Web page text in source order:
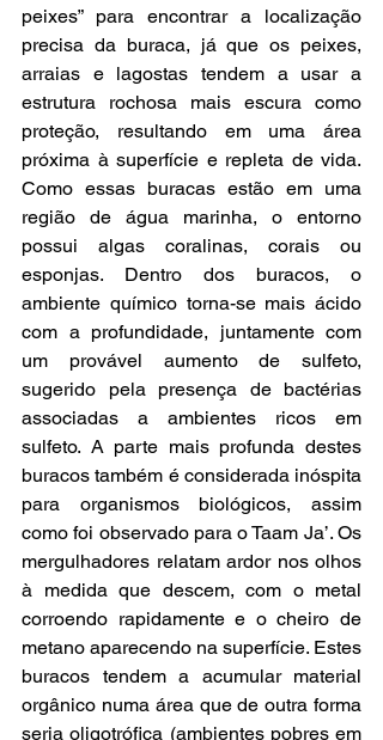
peixes” para encontrar a localização
precisa da buraca, já que os peixes,
arraias e lagostas tendem a usar a
estrutura rochosa mais escura como
proteção, resultando em uma área
próxima à superfície e repleta de vida.
Como essas buracas estão em uma
região de água marinha, o entorno
possui algas coralinas, corais ou
esponjas. Dentro dos buracos, o
ambiente químico torna-se mais ácido
com a profundidade, juntamente com
um provável aumento de sulfeto,
sugerido pela presença de bactérias
associadas a ambientes ricos em
sulfeto. A parte mais profunda destes
buracos também é considerada inóspita
para organismos biológicos, assim
como foi observado para o Taam Ja’. Os
mergulhadores relatam ardor nos olhos
à medida que descem, com o metal
corroendo rapidamente e o cheiro de
metano aparecendo na superfície. Estes
buracos tendem a acumular material
orgânico numa área que de outra forma
seria oligotrófica (ambientes pobres em